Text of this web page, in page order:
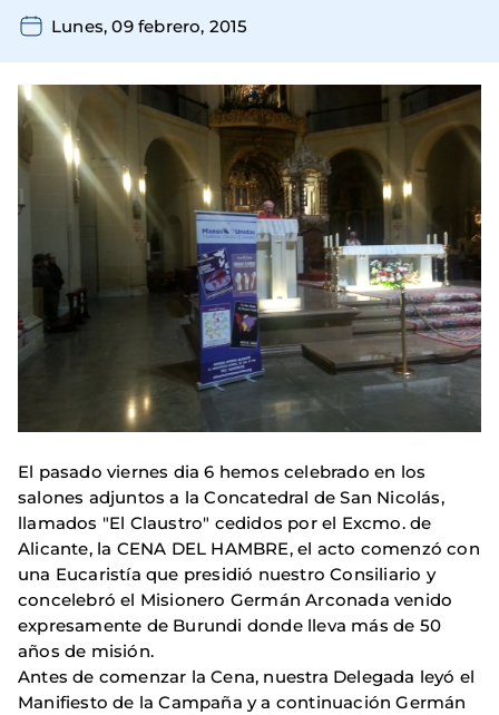
Lunes, 09 febrero, 2015
El pasado viernes dia 6 hemos celebrado en los
salones adjuntos a la Concatedral de San Nicolás,
llamados "El Claustro" cedidos por el Excmo. de
Alicante, la CENA DEL HAMBRE, el acto comenzó con
una Eucaristía que presidió nuestro Consiliario y
concelebró el Misionero Germán Arconada venido
expresamente de Burundi donde lleva más de 50
años de misión.
Antes de comenzar la Cena, nuestra Delegada leyó el
Manifiesto de la Campaña y a continuación Germán